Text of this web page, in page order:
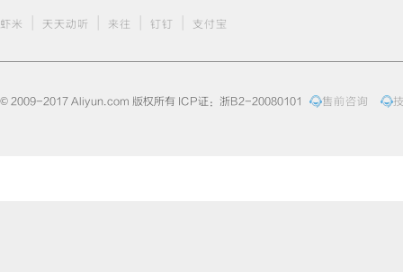
虾米 天天动听 来往 钉钉 支付宝
© 2009-2017 Aliyun.com 版权所有 ICP证：浙B2-20080101 售前咨询